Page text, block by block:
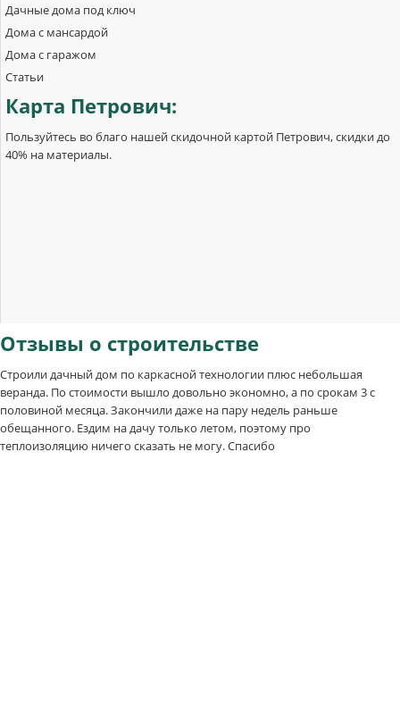
Дачные дома под ключ
Дома с мансардой
Дома с гаражом
Статьи
Карта Петрович:
Пользуйтесь во благо нашей скидочной картой Петрович, скидки до
40% на материалы.
Отзывы о строительстве
Строили дачный дом по каркасной технологии плюс небольшая
веранда. По стоимости вышло довольно экономно, а по срокам 3 с
половиной месяца. Закончили даже на пару недель раньше
обещанного. Ездим на дачу только летом, поэтому про
теплоизоляцию ничего сказать не могу. Спасибо